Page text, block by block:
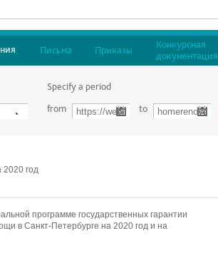
Письма Приказы
Конкурсная
документация
Specify a period
from
to
2020 год
программе государственных гарантии
в Санкт-Петербурге на 2020 год и на